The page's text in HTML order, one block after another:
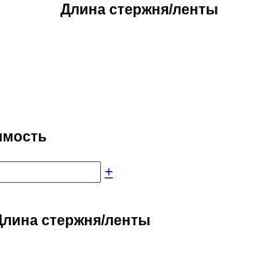
Длина стержня/ленты
+
стержня/ленты